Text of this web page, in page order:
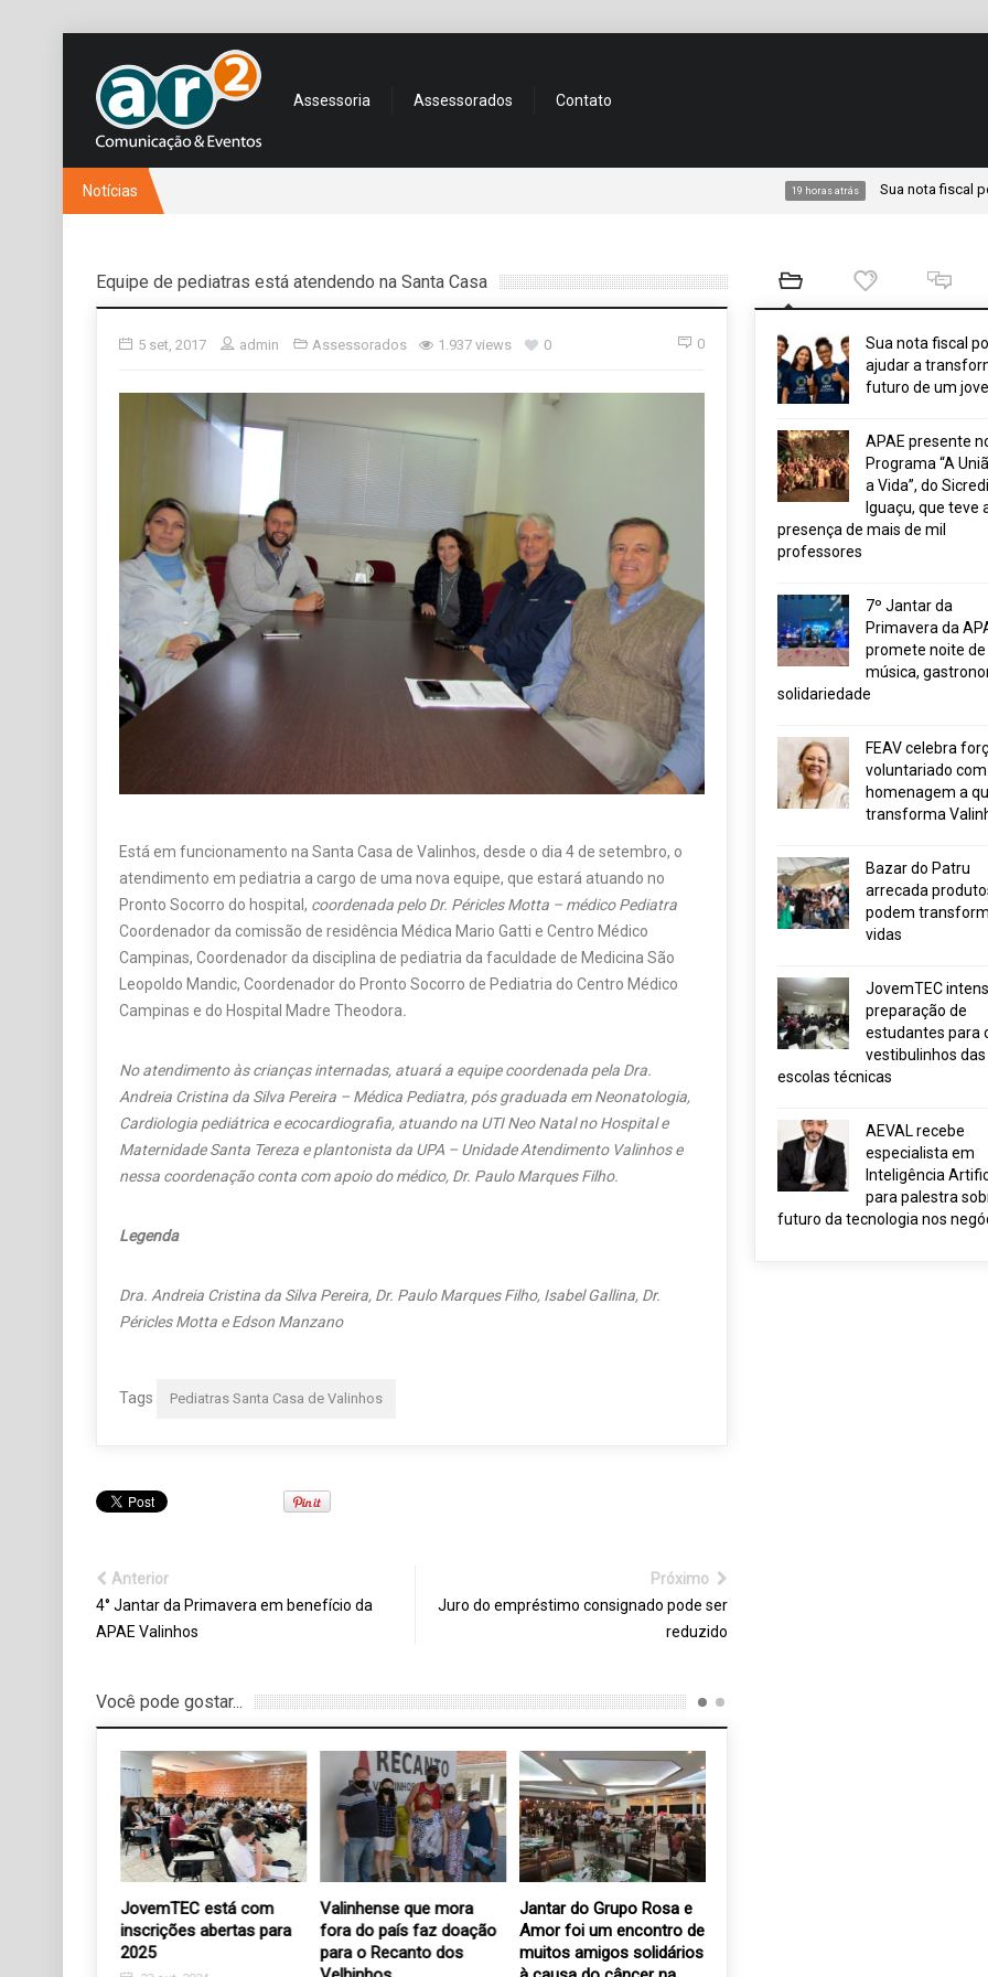
Assessoria Assessorados Contato
Notícias 19 horas atrás Sua nota fiscal pode
Equipe de pediatras está atendendo na Santa Casa
5 set, 2017 admin Assessorados 1.937 views 0 0
Está em funcionamento na Santa Casa de Valinhos, desde o dia 4 de setembro, o
atendimento em pediatria a cargo de uma nova equipe, que estará atuando no
Pronto Socorro do hospital, coordenada pelo Dr. Péricles Motta – médico Pediatra
Coordenador da comissão de residência Médica Mario Gatti e Centro Médico
Campinas, Coordenador da disciplina de pediatria da faculdade de Medicina São
Leopoldo Mandic, Coordenador do Pronto Socorro de Pediatria do Centro Médico
Campinas e do Hospital Madre Theodora.
No atendimento às crianças internadas, atuará a equipe coordenada pela Dra.
Andreia Cristina da Silva Pereira – Médica Pediatra, pós graduada em Neonatologia,
Cardiologia pediátrica e ecocardiografia, atuando na UTI Neo Natal no Hospital e
Maternidade Santa Tereza e plantonista da UPA – Unidade Atendimento Valinhos e
nessa coordenação conta com apoio do médico, Dr. Paulo Marques Filho.
Legenda
Dra. Andreia Cristina da Silva Pereira, Dr. Paulo Marques Filho, Isabel Gallina, Dr.
Péricles Motta e Edson Manzano
Tags Pediatras Santa Casa de Valinhos
Anterior
4° Jantar da Primavera em benefício da
APAE Valinhos
Próximo
Juro do empréstimo consignado pode ser
reduzido
Você pode gostar...
JovemTEC está com
inscrições abertas para
2025
Valinhense que mora
fora do país faz doação
para o Recanto dos
Jantar do Grupo Rosa e
Amor foi um encontro de
muitos amigos solidários
Sua nota fiscal
ajudar a
futuro de um
APAE presente
Programa “A
a Vida”, do Sicredi
Iguaçu, que teve
presença de mais de mil
professores
7º Jantar da
Primavera da
promete noite de
música,
solidariedade
FEAV celebra
voluntariado com
homenagem a
transforma
Bazar do Patru
arrecada
podem
vidas
JovemTEC
preparação de
estudantes para
vestibulinhos das
escolas técnicas
AEVAL recebe
especialista em
Inteligência
para palestra
futuro da tecnologia nos